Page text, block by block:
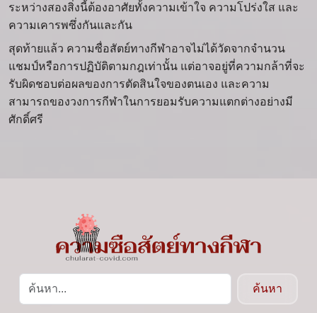
ระหว่างสองสิ่งนี้ต้องอาศัยทั้งความเข้าใจ ความโปร่งใส และ
ความเคารพซึ่งกันและกัน
สุดท้ายแล้ว ความซื่อสัตย์ทางกีฬาอาจไม่ได้วัดจากจำนวน
แชมป์หรือการปฏิบัติตามกฎเท่านั้น แต่อาจอยู่ที่ความกล้าที่จะ
รับผิดชอบต่อผลของการตัดสินใจของตนเอง และความ
สามารถของวงการกีฬาในการยอมรับความแตกต่างอย่างมี
ศักดิ์ศรี
ค้นหา